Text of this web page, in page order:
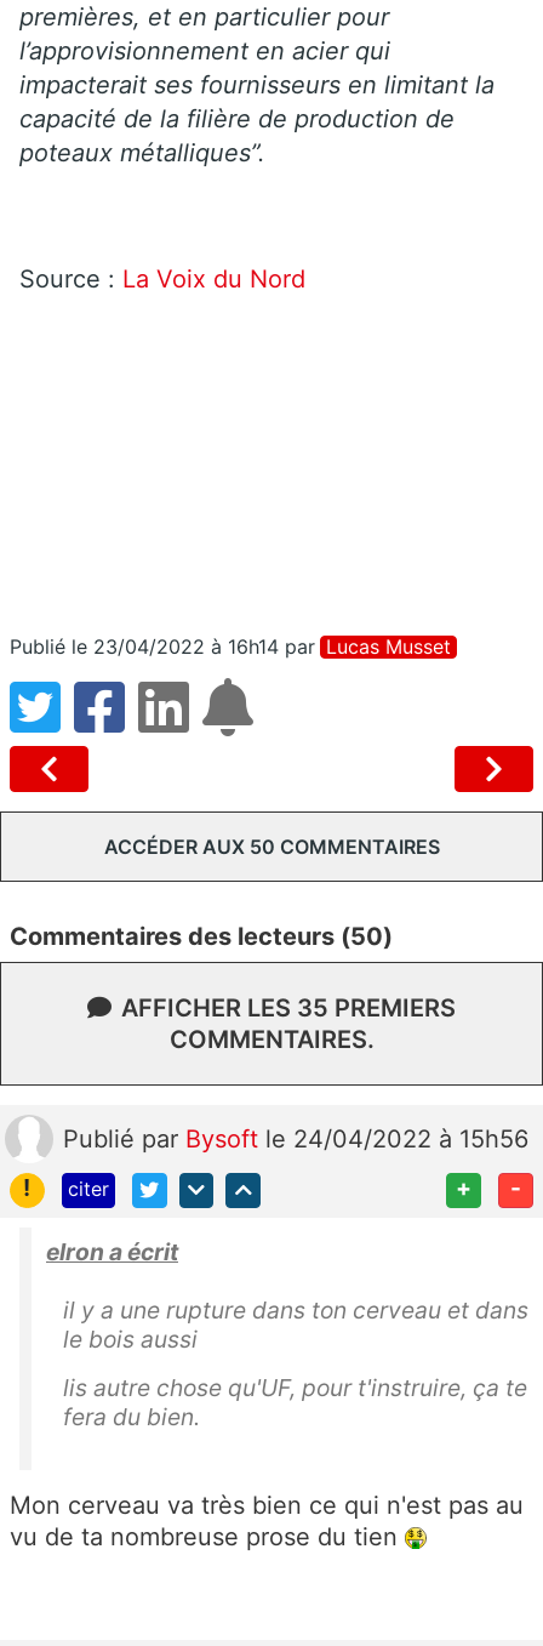
premières, et en particulier pour
l’approvisionnement en acier qui
impacterait ses fournisseurs en limitant la
capacité de la filière de production de
poteaux métalliques”.
Source : La Voix du Nord
Publié le 23/04/2022 à 16h14 par Lucas Musset
ACCÉDER AUX 50 COMMENTAIRES
Commentaires des lecteurs (50)
AFFICHER LES 35 PREMIERS
COMMENTAIRES.
Publié par Bysoft le 24/04/2022 à 15h56
!
citer + -
elron a écrit
il y a une rupture dans ton cerveau et dans
le bois aussi
lis autre chose qu'UF, pour t'instruire, ça te
fera du bien.
Mon cerveau va très bien ce qui n'est pas au
vu de ta nombreuse prose du tien